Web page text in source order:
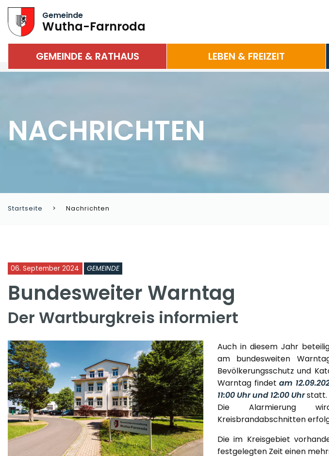
Gemeinde
Wutha-Farnroda
GEMEINDE & RATHAUS LEBEN & FREIZEIT
NACHRICHTEN
Startseite Nachrichten
06. September 2024 GEMEINDE
Bundesweiter Warntag
Der Wartburgkreis informiert
Auch in diesem Jahr
am bundesweiten
Bevölkerungsschutz und
Warntag findet am
11:00 Uhr und 12:00 Uhrstatt.
Die Alarmierung
Kreisbrandabschnitten
Die im Kreisgebiet
festgelegten Zeit einen